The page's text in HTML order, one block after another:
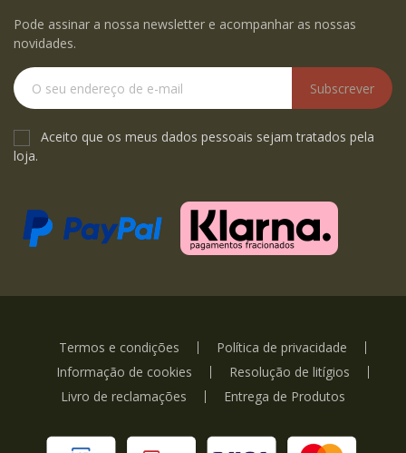
Pode assinar a nossa newsletter e acompanhar as nossas
novidades.
Subscrever
Aceito que os meus dados pessoais sejam tratados pela
loja.
Termos e condições
Política de privacidade
Informação de cookies
Resolução de litígios
Livro de reclamações
Entrega de Produtos